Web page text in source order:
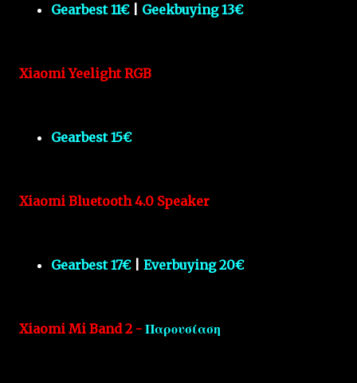
Gearbest 11€| Geekbuying 13€
Xiaomi Yeelight RGB
Gearbest 15€
Xiaomi Bluetooth 4.0 Speaker
Gearbest 17€| Everbuying 20€
Xiaomi Mi Band 2 - Παρουσίαση